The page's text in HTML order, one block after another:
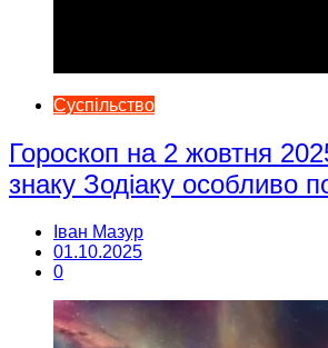
Суспільство
Гороскоп на 2 жовтня
знаку Зодіаку особливо
Іван Мазур
01.10.2025
0